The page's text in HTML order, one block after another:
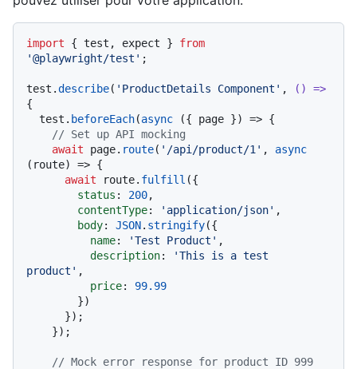
import { test, expect } from
'@playwright/test' ;
test.describe( 'ProductDetails Component' ,
() =>
{
  test.
beforeEach(async ({ page }) => {
// Set up API mocking
await page. route( '/api/product/1' , async
(route) => {
await route. fulfill ({
status : 200,
contentType: 'application/json' ,
body: JSON. stringify({
name: 'Test Product' ,
description:
'This is a test
product' ,
price: 99.99
// Mock error response for product ID 999